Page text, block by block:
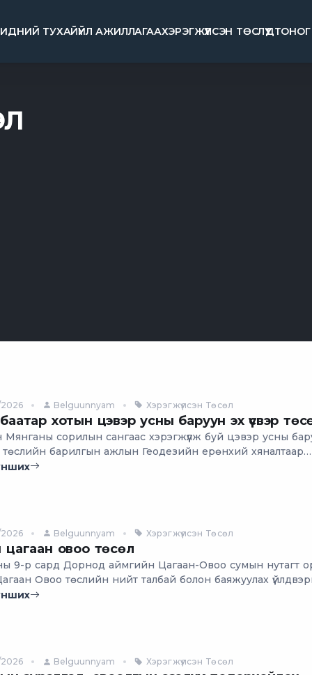
ТУХАЙҮЙЛ АЖИЛЛАГААХЭРЭГЖҮҮЛСЭН ТӨСЛҮҮД
Belguunnyam Хэрэгжүүлсэн Төсөл
хотын цэвэр усны баруун эх үүсвэр
сорилын сангаас хэрэгжүүлж буй цэвэр усны
төслийн барилгын ажлын Геодезийн ерөнхий хяналтаар
байна.
Belguunnyam Хэрэгжүүлсэн Төсөл
цагаан овоо төсөл
9-р сард Дорнод аймгийн Цагаан-Овоо сумын нутагт
Овоо төслийн нийт талбай болон баяжуулах
нарийвчилсан байр зүйн зураглалын ажлыг хийж гүйцэтгэв.
Belguunnyam Хэрэгжүүлсэн Төсөл